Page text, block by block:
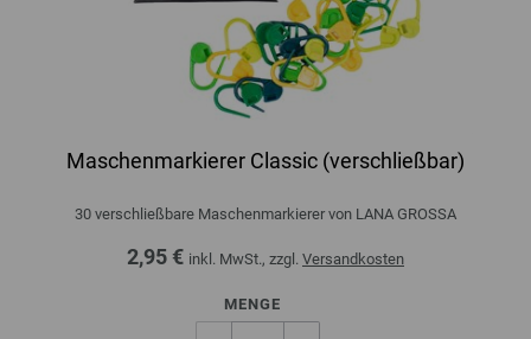
Maschenmarkierer Classic (verschließbar)
30 verschließbare Maschenmarkierer von LANA GROSSA
2,95 € inkl. MwSt., zzgl. Versandkosten
MENGE